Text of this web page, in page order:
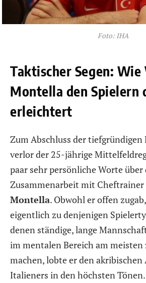
Foto: IHA
Taktischer Segen: Wie
Montella den Spielern
erleichtert
Zum Abschluss der
verlor der 25-jährige
paar sehr persönliche Worte
Zusammenarbeit mit Cheftrainer
Montella. Obwohl er offen
eigentlich zu denjenigen
denen ständige, lange
im mentalen Bereich am meisten
machen, lobte er den akribischen
Italieners in den höchsten